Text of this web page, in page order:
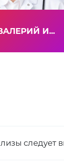
И...
следует